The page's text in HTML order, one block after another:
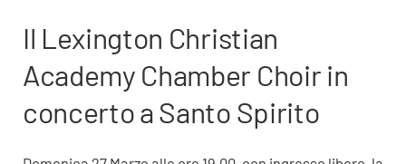
Il Lexington Christian
Academy Chamber Choir in
concerto a Santo Spirito